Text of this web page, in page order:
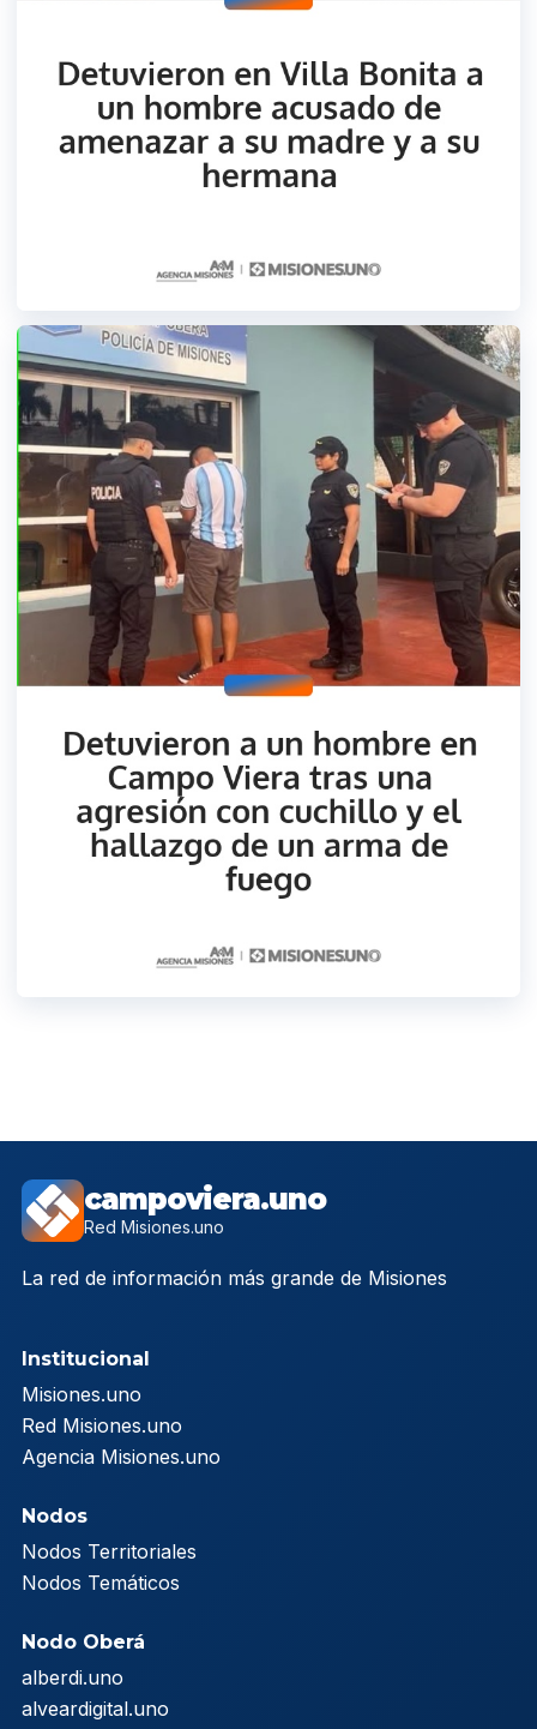
campoviera.uno
Red Misiones.uno
La red de información más grande de Misiones
Institucional
Misiones.uno
Red Misiones.uno
Agencia Misiones.uno
Nodos
Nodos Territoriales
Nodos Temáticos
Nodo Oberá
alberdi.uno
alveardigital.uno